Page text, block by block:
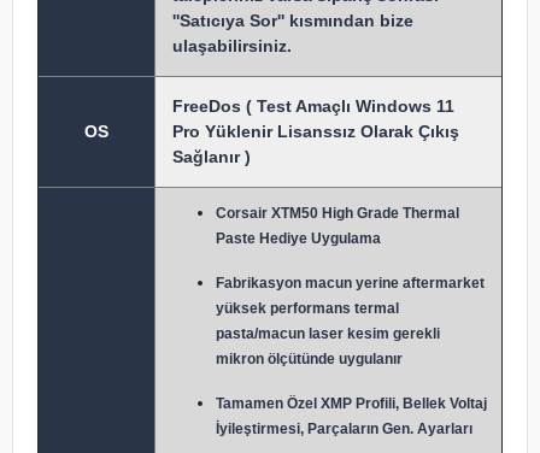
''Satıcıya Sor'' kısmından bize
ulaşabilirsiniz.
OS
FreeDos ( Test Amaçlı Windows 11
Pro Yüklenir Lisanssız Olarak Çıkış
Sağlanır )
Corsair XTM50 High Grade Thermal
Paste Hediye Uygulama
Fabrikasyon macun yerine aftermarket
yüksek performans termal
pasta/macun laser kesim gerekli
mikron ölçütünde uygulanır
Tamamen Özel XMP Profili, Bellek Voltaj
İyileştirmesi, Parçaların Gen. Ayarları